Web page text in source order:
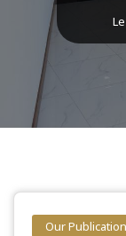
Our Publication